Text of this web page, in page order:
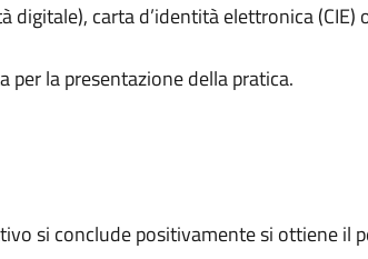
digitale), carta d’identità elettronica (CIE)
la presentazione della pratica.
si conclude positivamente si ottiene il